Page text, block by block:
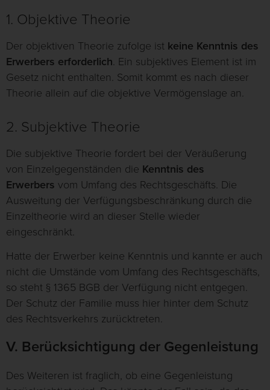
1. Objektive Theorie
Der objektiven Theorie zufolge ist keine Kenntnis des
Erwerbers erforderlich. Ein subjektives Element ist im
Gesetz nicht enthalten. Somit kommt es nach dieser
Theorie allein auf die objektive Vermögenslage an.
2. Subjektive Theorie
Die subjektive Theorie fordert bei der Veräußerung
von Einzelgegenständen die Kenntnis des
Erwerbers vom Umfang des Rechtsgeschäfts. Die
Ausweitung der Verfügungsbeschränkung durch die
Einzeltheorie wird an dieser Stelle wieder
eingeschränkt.
Hatte der Erwerber keine Kenntnis und kannte er auch
nicht die Umstände vom Umfang des Rechtsgeschäfts,
so steht § 1365 BGB der Verfügung nicht entgegen.
Der Schutz der Familie muss hier hinter dem Schutz
des Rechtsverkehrs zurücktreten.
V. Berücksichtigung der Gegenleistung
Des Weiteren ist fraglich, ob eine Gegenleistung